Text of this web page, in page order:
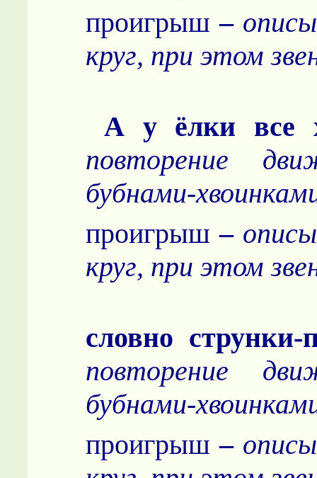
проигрыш–
круг, при этом
А у ёлки все
повторение
бубнами-
проигрыш–
круг, при этом
словно
повторение
бубнами-
проигрыш–